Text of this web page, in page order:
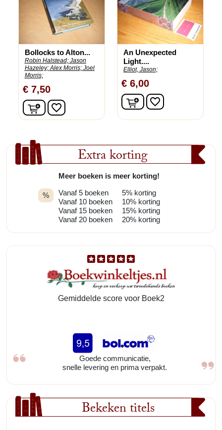
Extra korting
%
Meer boeken is meer korting!
Vanaf 5 boeken
Vanaf 10 boeken
Vanaf 15 boeken
Vanaf 20 boeken
5% korting
10% korting
15% korting
20% korting
Gemiddelde score voor Boek2
Goede communicatie,
snelle levering en prima verpakt.
Bekeken titels
Bollocks to Alton...
Robin Halstead; Jason
Hazeley; Alex Morris; Joel
Morris;
€ 7,50
In winkelwagen
favorite_border
An Unexpected
Light....
Elliot, Jason;
€ 6,00
In winkelwagen
favorite_border